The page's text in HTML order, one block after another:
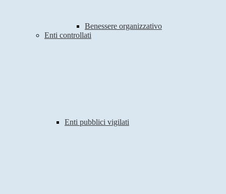
Benessere organizzativo
Enti controllati
Enti pubblici vigilati